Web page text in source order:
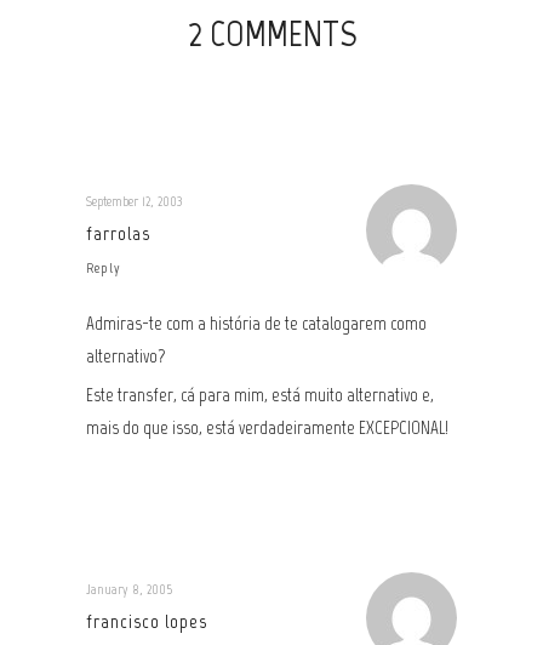
2 COMMENTS
September 12, 2003
farrolas
Reply
Admiras-te com a história de te catalogarem como
alternativo?
Este transfer, cá para mim, está muito alternativo e,
mais do que isso, está verdadeiramente EXCEPCIONAL!
January 8, 2005
francisco lopes